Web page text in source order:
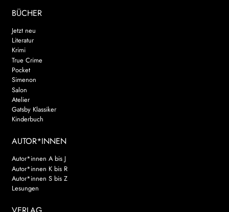
BÜCHER
Jetzt neu
Literatur
Krimi
True Crime
Pocket
Simenon
Salon
Atelier
Gatsby Klassiker
Kinderbuch
AUTOR*INNEN
Autor*innen A bis J
Autor*innen K bis R
Autor*innen S bis Z
Lesungen